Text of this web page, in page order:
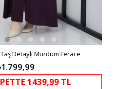
Detaylı Mürdüm Ferace
1439,99 TL